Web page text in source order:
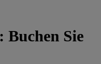
Buchen Sie